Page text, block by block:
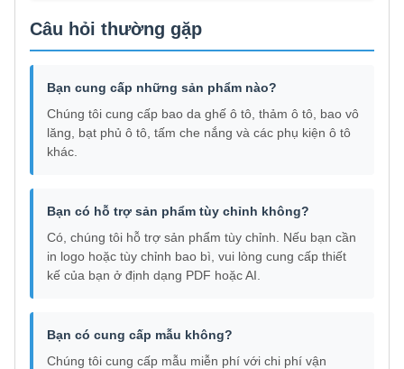
Câu hỏi thường gặp
Bạn cung cấp những sản phẩm nào?
Chúng tôi cung cấp bao da ghế ô tô, thảm ô tô, bao vô
lăng, bạt phủ ô tô, tấm che nắng và các phụ kiện ô tô
khác.
Bạn có hỗ trợ sản phẩm tùy chỉnh không?
Có, chúng tôi hỗ trợ sản phẩm tùy chỉnh. Nếu bạn cần
in logo hoặc tùy chỉnh bao bì, vui lòng cung cấp thiết
kế của bạn ở định dạng PDF hoặc AI.
Bạn có cung cấp mẫu không?
Chúng tôi cung cấp mẫu miễn phí với chi phí vận